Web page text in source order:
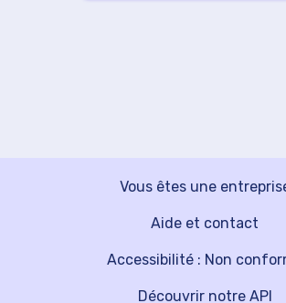
Vous êtes une
Découvrir notre API
Aide et contact
Accessibilité : Non